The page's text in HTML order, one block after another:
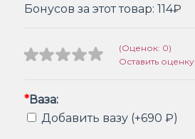
Бонусов за этот товар: 114₽
(Оценок: 0)
Оставить оценку
*Ваза:
Добавить вазу (+690 ₽)